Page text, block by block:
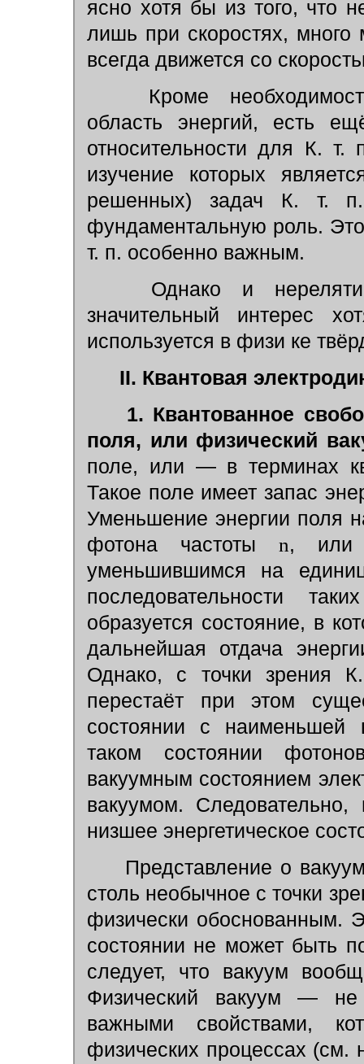
ясно хотя бы из того, что
лишь при скоростях,
всегда движется со
Кроме
область энергий, есть
относительности для К.
изучение которых
решенных) задач К. т. п.,
фундаментальную роль. Это
т. п. особенно важным.
Однако и
значительный интерес
используется в физи ке
II. Квантовая
1. Квантованное
поля, или физический
поле, или — в терминах
Такое поле имеет запас
Уменьшение энергии поля
фотона частоты n, или
уменьшившимся на
последовательности
образуется состояние, в
дальнейшая отдача
Однако, с точки зрения
перестаёт при этом
состоянии с наименьшей
таком состоянии
вакуумным состоянием
вакуумом.
низшее энергетическое
Представление о
столь необычное с точки
физически обоснованным.
состоянии не может быть
следует, что вакуум
Физический вакуум —
важными свойствами,
физических процессах (см.